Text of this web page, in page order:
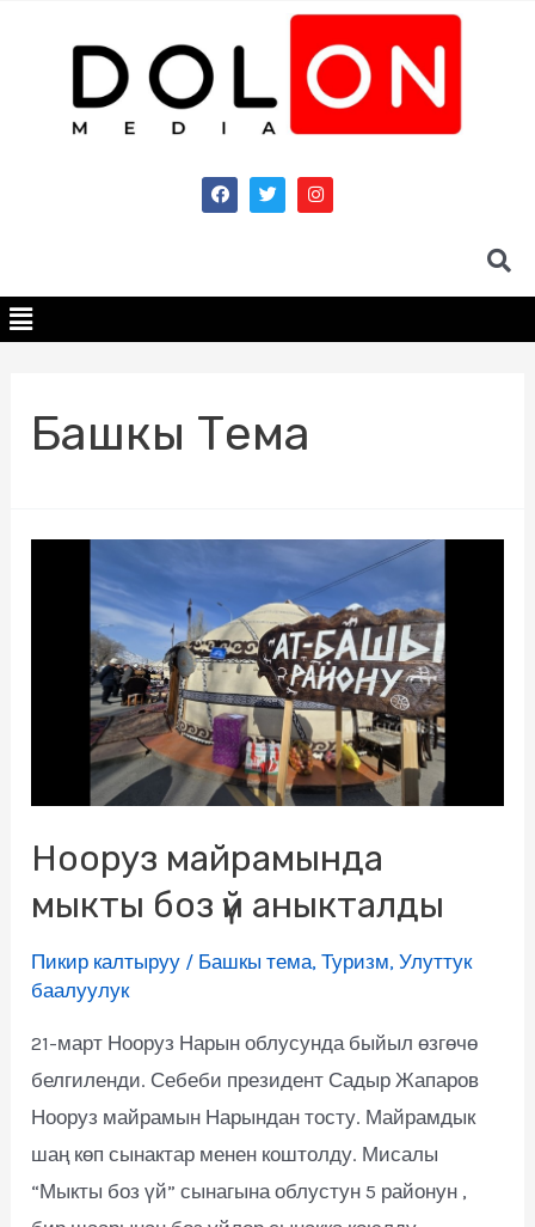
Башкы Тема
Нооруз майрамында
мыкты боз үй аныкталды
Пикир калтыруу / Башкы тема,Туризм,Улуттук
баалуулук
21-март Нооруз Нарын облусунда быйыл өзгөчө
белгиленди. Себеби президент Садыр Жапаров
Нооруз майрамын Нарындан тосту. Майрамдык
шаң көп сынактар менен коштолду. Мисалы
“Мыкты боз үй” сынагына облустун 5 районун ,